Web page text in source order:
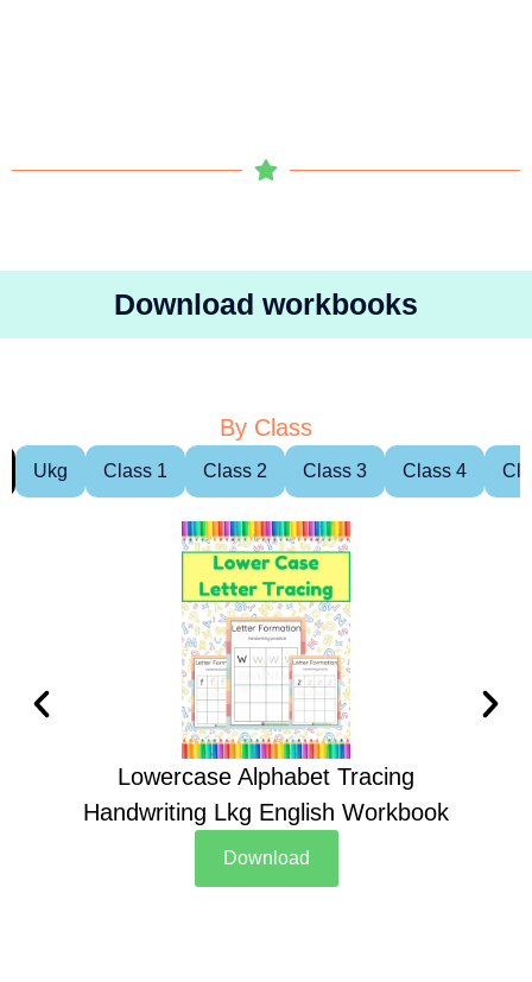
Download workbooks
By Class
Ukg Class 1 Class 2 Class 3 Class 4
Lowercase Alphabet Tracing
Handwriting Lkg English Workbook
Download